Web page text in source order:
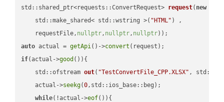
std::shared_ptr<requests::ConvertRequest> request( new
    std::make_shared< std::wstring >(
"HTML" ) ,
    requestFile,
nullptr, nullptr, nullptr))
auto actual = getApi()->convert
if(actual->good ()){
std::ofstream out( "TestConvertFile_CPP.XLSX" ,
    actual->
seekg(0,std::ios_base::beg);
while(!actual->eof()){